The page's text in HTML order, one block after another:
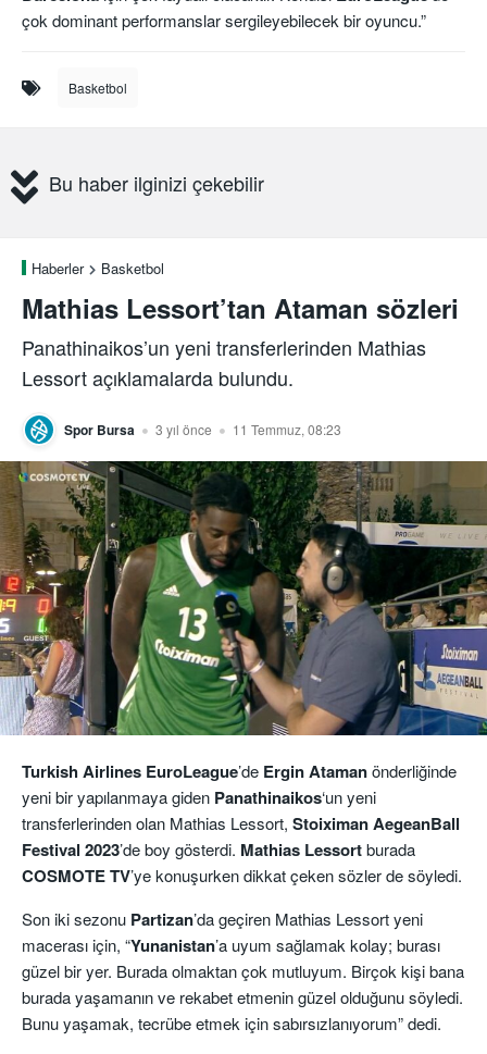
çok dominant performanslar sergileyebilecek bir oyuncu.”
Basketbol
Bu haber ilginizi çekebilir
Haberler Basketbol
Mathias Lessort’tan Ataman sözleri
Panathinaikos’un yeni transferlerinden Mathias
Lessort açıklamalarda bulundu.
Spor Bursa 3 yıl önce 11 Temmuz, 08:23
Turkish Airlines EuroLeague’de Ergin Atamanönderliğinde
yeni bir yapılanmaya giden Panathinaikos‘un yeni
transferlerinden olan Mathias Lessort, Stoiximan AegeanBall
Festival 2023’de boy gösterdi. Mathias Lessortburada
COSMOTE TV’ye konuşurken dikkat çeken sözler de söyledi.
Son iki sezonu Partizan’da geçiren Mathias Lessort yeni
macerası için, “Yunanistan’a uyum sağlamak kolay; burası
güzel bir yer. Burada olmaktan çok mutluyum. Birçok kişi bana
burada yaşamanın ve rekabet etmenin güzel olduğunu söyledi.
Bunu yaşamak, tecrübe etmek için sabırsızlanıyorum” dedi.